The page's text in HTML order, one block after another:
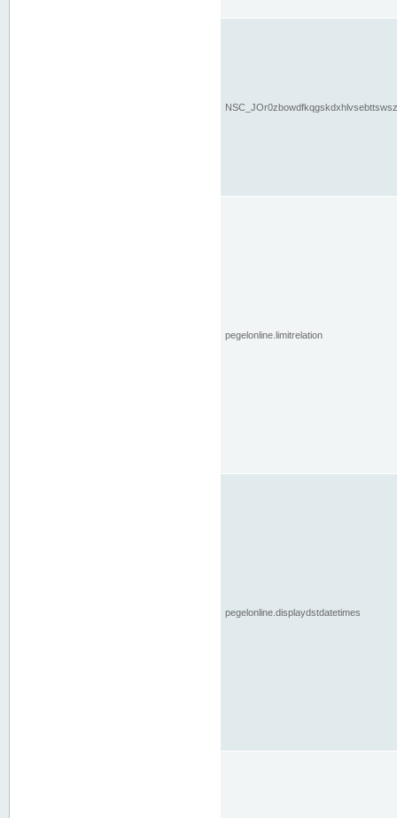
pegelonline.limitrelation
pegelonline.displaydstdatetimes